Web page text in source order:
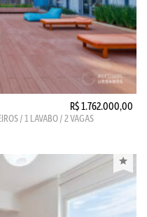
R$ 1.762.000,00
/ 1 LAVABO / 2 VAGAS